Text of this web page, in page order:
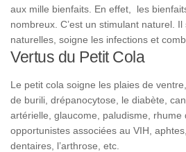
aux mille bienfaits. En effet, les
nombreux. C’est un stimulant naturel.
naturelles, soigne les infections et
Vertus du Petit Cola
Le petit cola soigne les plaies de
de burili, drépanocytose, le diabète,
artérielle, glaucome, paludisme, rhume
opportunistes associées au VIH,
dentaires, l’arthrose, etc.